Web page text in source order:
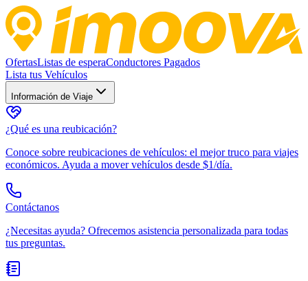
OfertasListas de esperaConductores Pagados
Lista tus Vehículos
Información de Viaje
¿Qué es una reubicación?
Conoce sobre reubicaciones de vehículos: el mejor truco para viajes
económicos. Ayuda a mover vehículos desde $1/día.
Contáctanos
¿Necesitas ayuda? Ofrecemos asistencia personalizada para todas
tus preguntas.